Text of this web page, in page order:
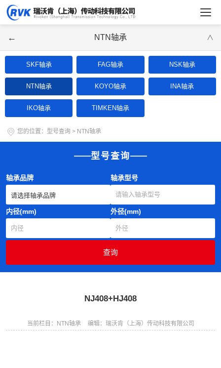
← NTN轴承 ∨
SKF轴承 FAG轴承 NSK轴承
NTN轴承 KOYO轴承 INA轴承
IKO轴承 TIMKEN轴承
您的位置： 型号查询 > NTN轴承
型号查询
轴承品牌 轴承型号
内径(mm) 外径(mm)
NJ408+HJ408
当前栏目：NTN轴承 编辑：瑞沃肯（上海）传动科技有限公司